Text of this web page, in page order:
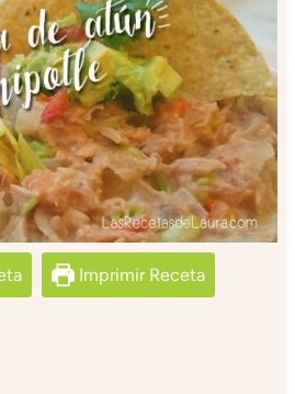
Imprimir Receta